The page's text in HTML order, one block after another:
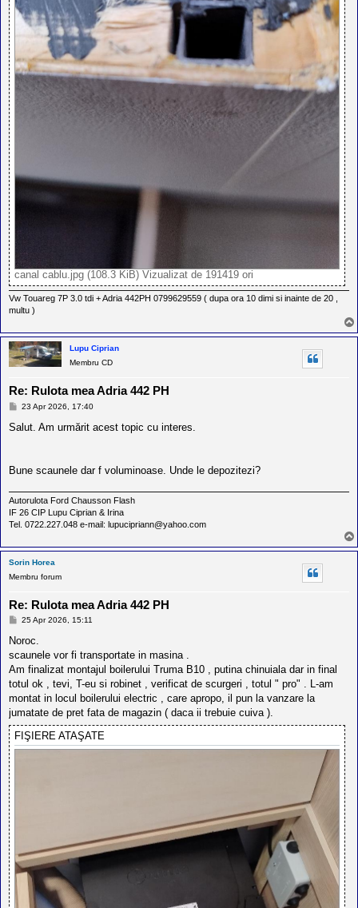
canal cablu.jpg (108.3 KiB) Vizualizat de 191419 ori
Vw Touareg 7P 3.0 tdi + Adria 442PH 0799629559 ( dupa ora 10 dimi si inainte de 20 ,
multu )
Lupu Ciprian
Membru CD
Re: Rulota mea Adria 442 PH
M
s
23 Apr 2026, 17:40
Salut. Am urmărit acest topic cu interes.
Bune scaunele dar f voluminoase. Unde le depozitezi?
Autorulota Ford Chausson Flash
IF 26 CIP Lupu Ciprian & Irina
Tel. 0722.227.048 e-mail: lupucipriann@yahoo.com
Sorin Horea
Membru forum
Re: Rulota mea Adria 442 PH
M
s
j
25 Apr 2026, 15:11
Noroc.
scaunele vor fi transportate in masina .
Am finalizat montajul boilerului Truma B10 , putina chinuiala dar in final
totul ok , tevi, T-eu si robinet , verificat de scurgeri , totul " pro" . L-am
montat in locul boilerului electric , care apropo, il pun la vanzare la
jumatate de pret fata de magazin ( daca ii trebuie cuiva ).
FIŞIERE ATAŞATE